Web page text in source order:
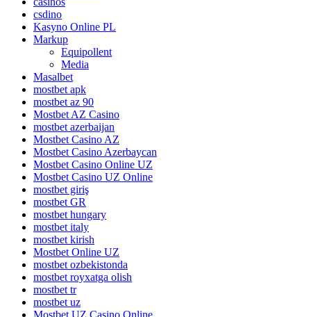
csdino
Kasyno Online PL
Markup
Equipollent
Media
Masalbet
mostbet apk
mostbet az 90
Mostbet AZ Casino
mostbet azerbaijan
Mostbet Casino AZ
Mostbet Casino Azerbaycan
Mostbet Casino Online UZ
Mostbet Casino UZ Online
mostbet giriş
mostbet GR
mostbet hungary
mostbet italy
mostbet kirish
Mostbet Online UZ
mostbet ozbekistonda
mostbet royxatga olish
mostbet tr
mostbet uz